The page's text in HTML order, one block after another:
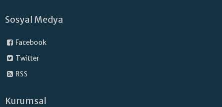
Sosyal Medya
Facebook
Twitter
RSS
Kurumsal